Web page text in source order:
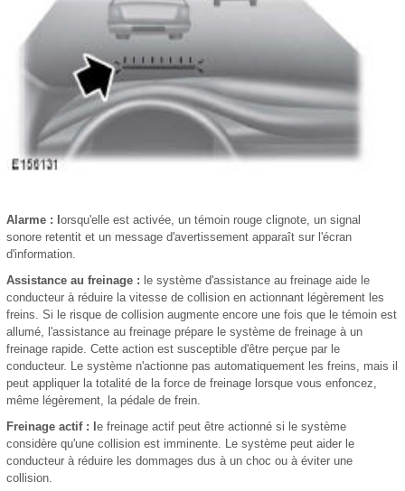
Alarme : l orsqu'elle est activée, un témoin rouge clignote, un signal
sonore retentit et un message d'avertissement apparaît sur l'écran
d'information.
Assistance au freinage : le système d'assistance au freinage aide le
conducteur à réduire la vitesse de collision en actionnant légèrement les
freins. Si le risque de collision augmente encore une fois que le témoin est
allumé, l'assistance au freinage prépare le système de freinage à un
freinage rapide. Cette action est susceptible d'être perçue par le
conducteur. Le système n'actionne pas automatiquement les freins, mais il
peut appliquer la totalité de la force de freinage lorsque vous enfoncez,
même légèrement, la pédale de frein.
Freinage actif : l e freinage actif peut être actionné si le système
considère qu'une collision est imminente. Le système peut aider le
conducteur à réduire les dommages dus à un choc ou à éviter une
collision.